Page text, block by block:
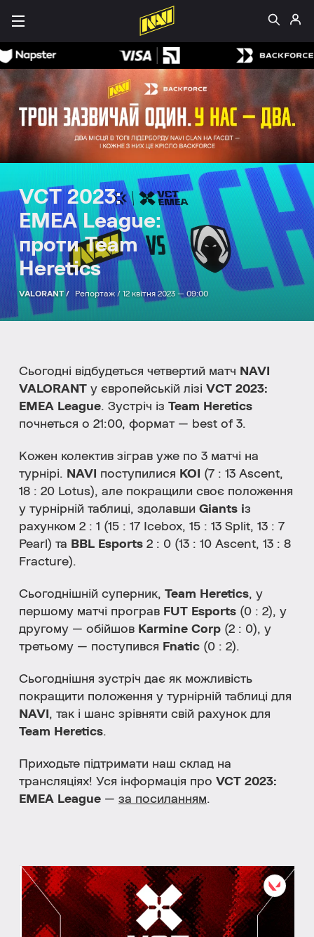
VCT 2023:
EMEA League:
проти Team
Heretics
VALORANT / Репортаж / 12 квітня 2023 — 09:00
Сьогодні відбудеться четвертий матч NAVI
VALORANT у європейській лізі VСT 2023:
EMEA League. Зустріч із Team Heretics
почнеться о 21:00, формат — best of 3.
Кожен колектив зіграв уже по 3 матчі на
турнірі. NAVI поступилися KOI
(7 : 13 Ascent,
18 : 20 Lotus), але покращили своє положення
у турнірній таблиці, здолавши Giants із
рахунком 2 : 1 (15 : 17 Icebox, 15 : 13 Split, 13 : 7
Pearl) та BBL Esports 2 : 0 (13 : 10 Ascent, 13 : 8
Fracture).
Сьогоднішній суперник, Team Heretics, у
першому матчі програв FUT Esports (0 : 2), у
другому — обійшов Karmine Corp (2 : 0), у
третьому — поступився Fnatic (0 : 2).
Сьогоднішня зустріч дає як можливість
покращити положення у турнірній таблиці для
NAVI , так і шанс зрівняти свій рахунок для
Team Heretics.
Приходьте підтримати наш склад на
трансляціях! Уся інформація про VCT 2023:
EMEA League — за посиланням.